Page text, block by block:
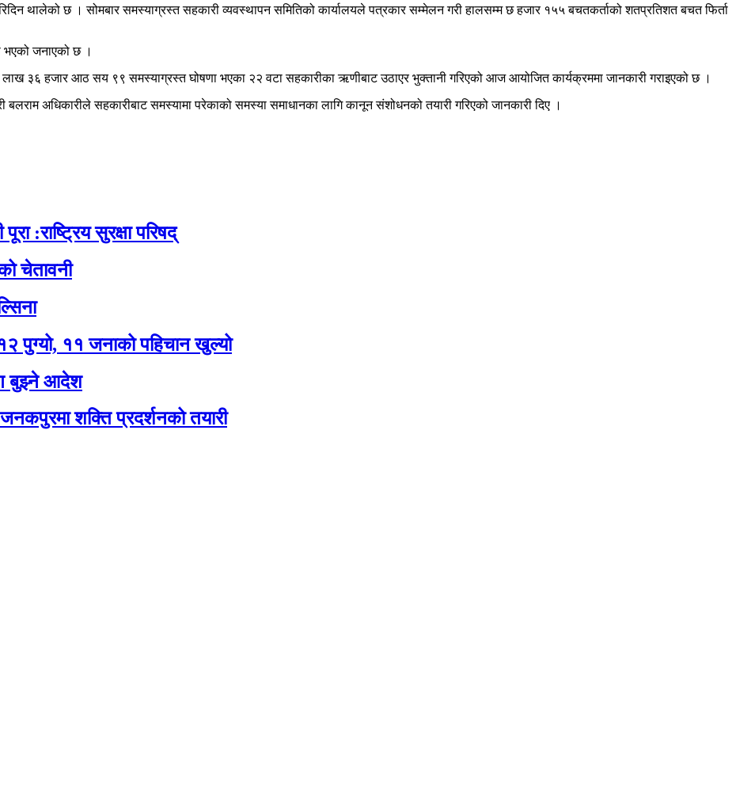
थालेको छ । सोमबार समस्याग्रस्त सहकारी व्यवस्थापन समितिको कार्यालयले पत्रकार सम्मेलन गरी हालसम्म छ हजार १५५ बचतकर्ताको शतप्रतिशत बचत फिर्ता
भएको जनाएको छ ।
३६ हजार आठ सय ९९ समस्याग्रस्त घोषणा भएका २२ वटा सहकारीका ऋणीबाट उठाएर भुक्तानी गरिएको आज आयोजित कार्यक्रममा जानकारी गराइएको छ ।
बलराम अधिकारीले सहकारीबाट समस्यामा परेकाको समस्या समाधानका लागि कानून संशोधनको तयारी गरिएको जानकारी दिए ।
:राष्ट्रिय सुरक्षा परिषद्
चेतावनी
पुग्यो, ११ जनाको पहिचान खुल्यो
बुझ्ने आदेश
शक्ति प्रदर्शनको तयारी